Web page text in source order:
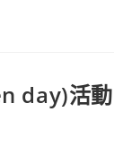
day)活動